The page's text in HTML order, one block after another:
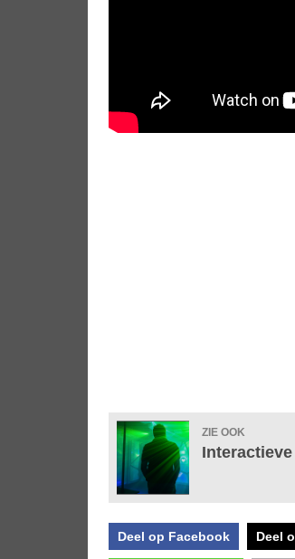
ZIE OOK
Deel op Facebook Deel